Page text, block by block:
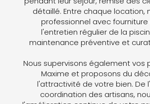
détaillé. Entre chaque
professionnel avec
l'entretien régulier de la
maintenance préventive et
Nous supervisons également
Maxime et proposons du
l'attractivité de votre bien. De
coordination des artisans,